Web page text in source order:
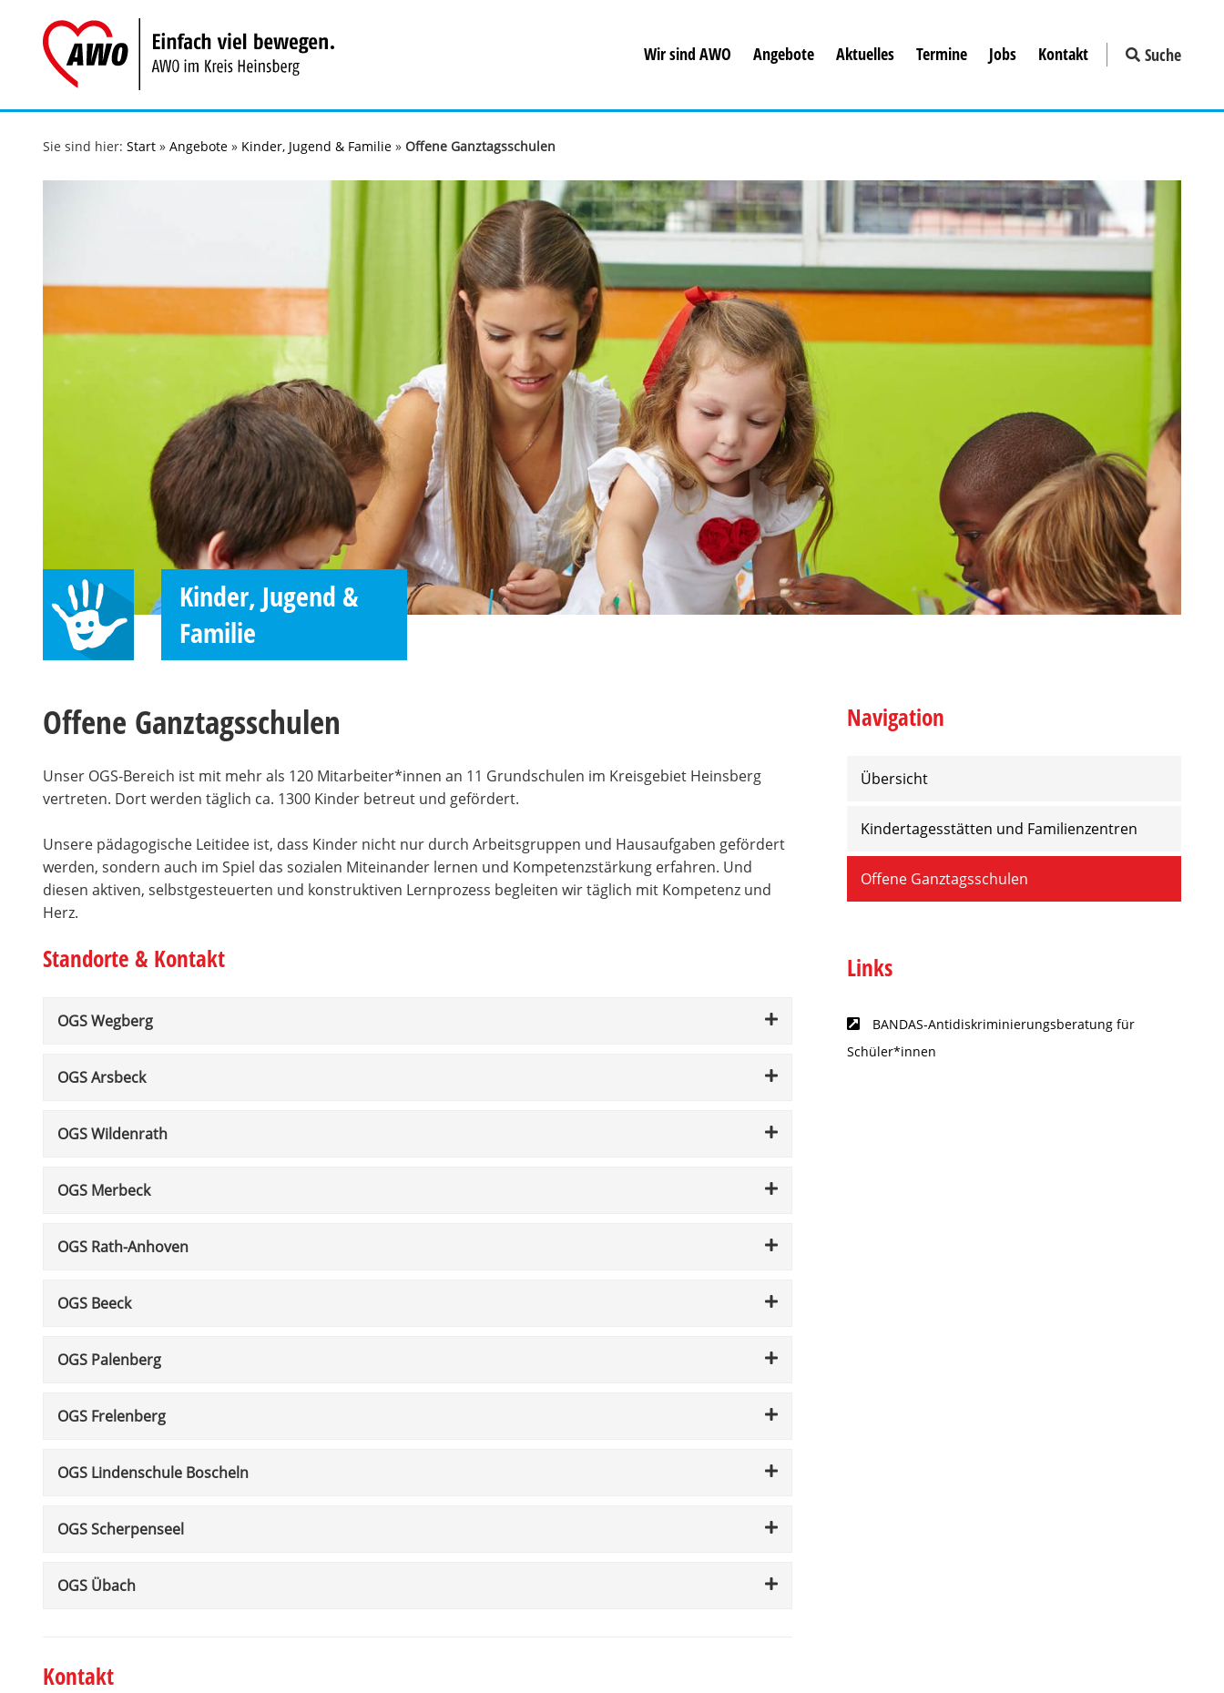
springen
Suche
Wir sind AWO Angebote Aktuelles Termine Jobs Kontakt
Sie sind hier: Start » Angebote » Kinder, Jugend & Familie » Offene Ganztagsschulen
Kinder, Jugend &
Familie
Offene Ganztagsschulen
Unser OGS-Bereich ist mit mehr als 120 Mitarbeiter*innen an 11 Grundschulen im Kreisgebiet Heinsberg
vertreten. Dort werden täglich ca. 1300 Kinder betreut und gefördert.
Unsere pädagogische Leitidee ist, dass Kinder nicht nur durch Arbeitsgruppen und Hausaufgaben gefördert
werden, sondern auch im Spiel das sozialen Miteinander lernen und Kompetenzstärkung erfahren. Und
diesen aktiven, selbstgesteuerten und konstruktiven Lernprozess begleiten wir täglich mit Kompetenz und
Herz.
Standorte & Kontakt
OGS Wegberg
OGS Arsbeck
OGS Wildenrath
OGS Merbeck
OGS Rath-Anhoven
OGS Beeck
OGS Palenberg
OGS Frelenberg
OGS Lindenschule Boscheln
OGS Scherpenseel
OGS Übach
Kontakt
Navigation
Übersicht
Kindertagesstätten und Familienzentren
Offene Ganztagsschulen
Links
BANDAS-Antidiskriminierungsberatung für
Schüler*innen